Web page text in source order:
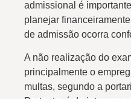
admissional é
planejar
de admissão ocorra
A não realização do
principalmente o
multas, segundo a